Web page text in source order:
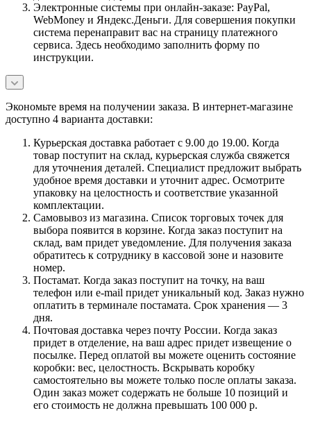
Электронные системы при онлайн-заказе: PayPal,
WebMoney и Яндекс.Деньги. Для совершения покупки
система перенаправит вас на страницу платежного
сервиса. Здесь необходимо заполнить форму по
инструкции.
Экономьте время на получении заказа. В интернет-магазине
доступно 4 варианта доставки:
Курьерская доставка работает с 9.00 до 19.00. Когда
товар поступит на склад, курьерская служба свяжется
для уточнения деталей. Специалист предложит выбрать
удобное время доставки и уточнит адрес. Осмотрите
упаковку на целостность и соответствие указанной
комплектации.
Самовывоз из магазина. Список торговых точек для
выбора появится в корзине. Когда заказ поступит на
склад, вам придет уведомление. Для получения заказа
обратитесь к сотруднику в кассовой зоне и назовите
номер.
Постамат. Когда заказ поступит на точку, на ваш
телефон или e-mail придет уникальный код. Заказ нужно
оплатить в терминале постамата. Срок хранения — 3
дня.
Почтовая доставка через почту России. Когда заказ
придет в отделение, на ваш адрес придет извещение о
посылке. Перед оплатой вы можете оценить состояние
коробки: вес, целостность. Вскрывать коробку
самостоятельно вы можете только после оплаты заказа.
Один заказ может содержать не больше 10 позиций и
его стоимость не должна превышать 100 000 р.